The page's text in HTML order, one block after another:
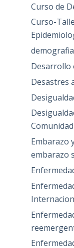
Curso de
Curso-
demografia
Desarrollo
Desastres
Embarazo
embarazo